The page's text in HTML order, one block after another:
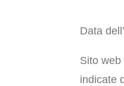
Data
Sito web
indicate